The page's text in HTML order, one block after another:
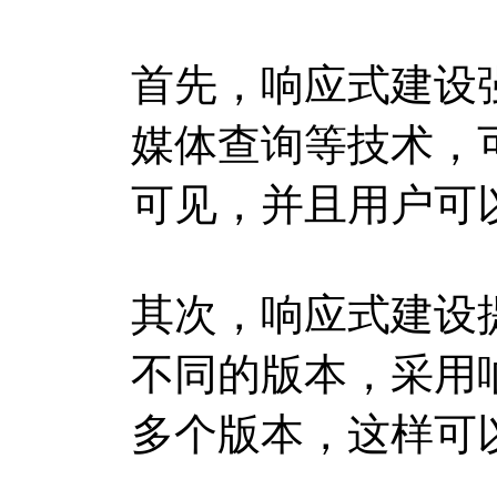
首先，响应式建设
媒体查询等技术，
可见，并且用户可
其次，响应式建设
不同的版本，采用
多个版本，这样可